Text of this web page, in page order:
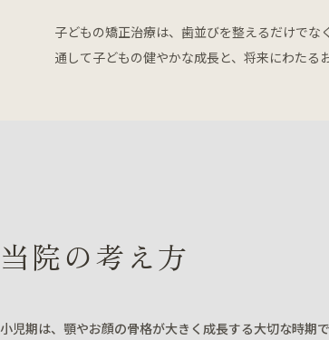
子どもの矯正治療は、歯並びを整えるだけで
通して子どもの健やかな成長と、将来にわたる
当院の考え方
小児期は、顎やお顔の骨格が大きく成長する大切な時期